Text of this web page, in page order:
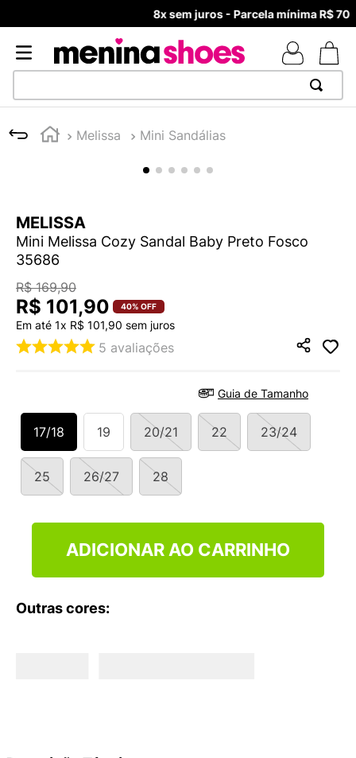
8x sem juros - Parcela mínima R$ 70,00
Melissa Mini Sandálias
MELISSA
Mini Melissa Cozy Sandal Baby Preto Fosco
35686
R$ 169,90
R$ 101,90 40% OFF
Em até 1x R$ 101,90 sem juros
5 avaliações
Guia de Tamanho
17/18 19 20/21 22 23/24
25 26/27 28
ADICIONAR AO CARRINHO
Outras cores:
1
TÊNIS NEWS BALANCE 530
MELISSAS MINI BABY
º
NEW 9060
5º
ADIDAS
6
SAMBA
7º
MELISSA SLIDE
VANS TÊNIS VANS ULTRARANGE